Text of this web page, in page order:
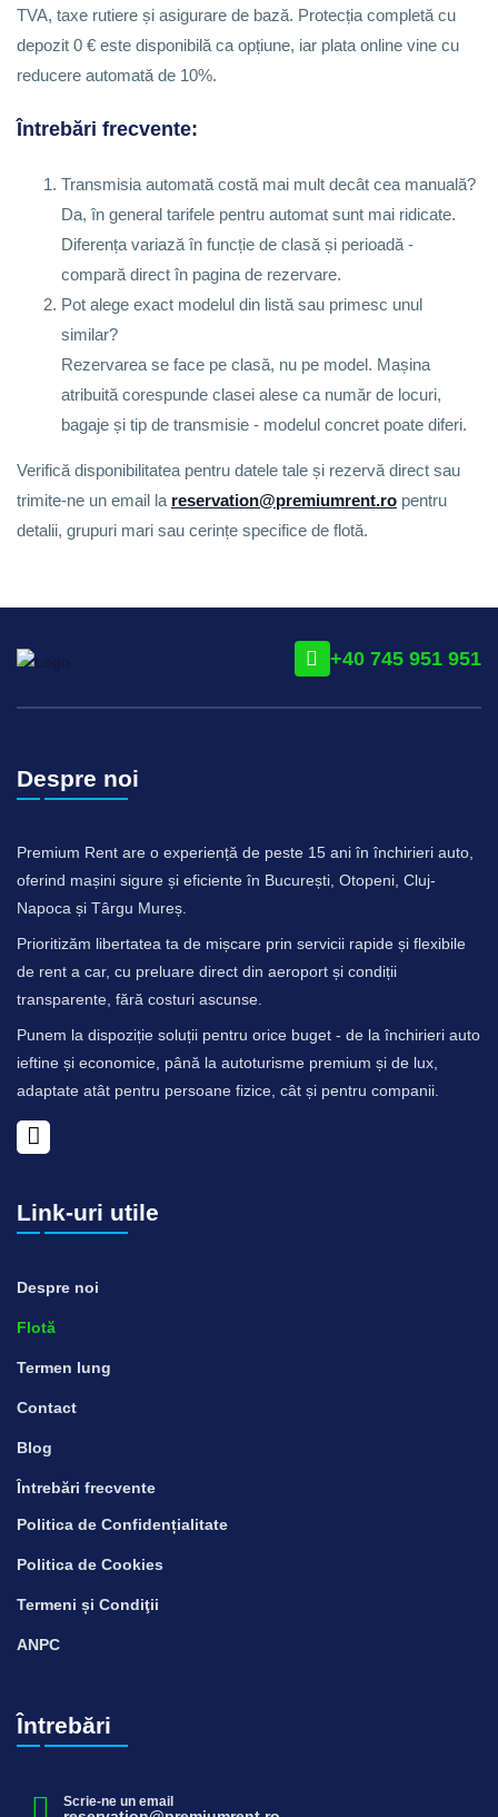
TVA, taxe rutiere și asigurare de bază. Protecția completă cu
depozit 0 € este disponibilă ca opțiune, iar plata online vine cu
reducere automată de 10%.
Întrebări frecvente:
Transmisia automată costă mai mult decât cea manuală?
Da, în general tarifele pentru automat sunt mai ridicate.
Diferența variază în funcție de clasă și perioadă -
compară direct în pagina de rezervare.
Pot alege exact modelul din listă sau primesc unul
similar?
Rezervarea se face pe clasă, nu pe model. Mașina
atribuită corespunde clasei alese ca număr de locuri,
bagaje și tip de transmisie - modelul concret poate diferi.
Verifică disponibilitatea pentru datele tale și rezervă direct sau
trimite-ne un email la reservation@premiumrent.ro pentru
detalii, grupuri mari sau cerințe specifice de flotă.
+40 745 951 951
Despre noi
Premium Rent are o experiență de peste 15 ani în închirieri auto,
oferind mașini sigure și eficiente în București, Otopeni, Cluj-
Napoca și Târgu Mureș.
Prioritizăm libertatea ta de mișcare prin servicii rapide și flexibile
de rent a car, cu preluare direct din aeroport și condiții
transparente, fără costuri ascunse.
Punem la dispoziție soluții pentru orice buget - de la închirieri auto
ieftine și economice, până la autoturisme premium și de lux,
adaptate atât pentru persoane fizice, cât și pentru companii.
Link-uri utile
Despre noi
Flotă
Termen lung
Contact
Blog
Întrebări frecvente
Politica de Confidențialitate
Politica de Cookies
Termeni și Condiţii
ANPC
Întrebări
Scrie-ne un email